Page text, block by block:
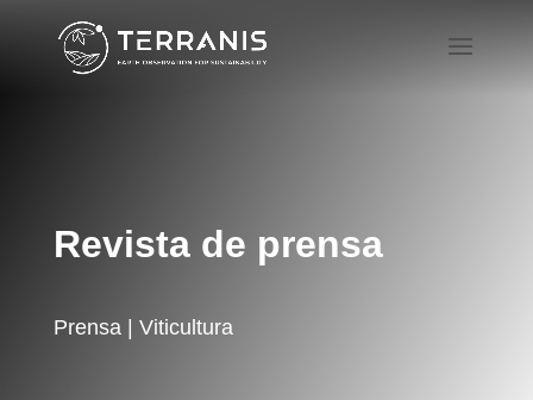
Revista de prensa
Prensa | Viticultura